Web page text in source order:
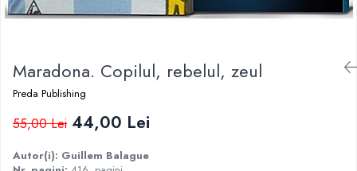
Istorie
Jurnale/Memorii
Manuale scolare/Cursuri
Medicină
Politică/Geopolitică
Maradona. Copilul, rebelul, zeul
Preda Publishing
55,00 Lei 44,00 Lei
Autor(i): Guillem Balague